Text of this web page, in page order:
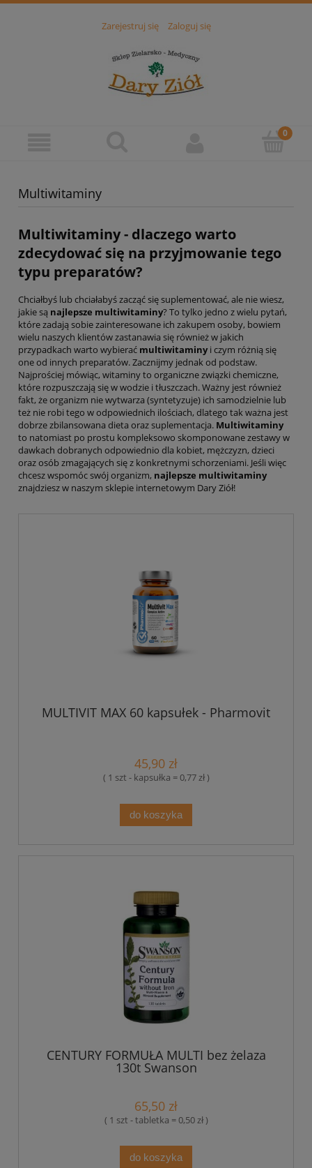
Zarejestruj się Zaloguj się
Multiwitaminy
Multiwitaminy - dlaczego warto
zdecydować się na przyjmowanie tego
typu preparatów?
Chciałbyś lub chciałabyś zacząć się suplementować, ale nie wiesz,
jakie są najlepsze multiwitaminy? To tylko jedno z wielu pytań,
które zadają sobie zainteresowane ich zakupem osoby, bowiem
wielu naszych klientów zastanawia się również w jakich
przypadkach warto wybierać multiwitaminyi czym różnią się
one od innych preparatów. Zacznijmy jednak od podstaw.
Najprościej mówiąc, witaminy to organiczne związki chemiczne,
które rozpuszczają się w wodzie i tłuszczach. Ważny jest również
fakt, że organizm nie wytwarza (syntetyzuje) ich samodzielnie lub
też nie robi tego w odpowiednich ilościach, dlatego tak ważna jest
dobrze zbilansowana dieta oraz suplementacja. Multiwitaminy
to natomiast po prostu kompleksowo skomponowane zestawy w
dawkach dobranych odpowiednio dla kobiet, mężczyzn, dzieci
oraz osób zmagających się z konkretnymi schorzeniami. Jeśli więc
chcesz wspomóc swój organizm, najlepsze multiwitaminy
znajdziesz w naszym sklepie internetowym Dary Ziół!
MULTIVIT MAX 60 kapsułek - Pharmovit
45,90 zł
( 1 szt - kapsułka = 0,77 zł )
do koszyka
CENTURY FORMUŁA MULTI bez żelaza
130t Swanson
65,50 zł
( 1 szt - tabletka = 0,50 zł )
do koszyka